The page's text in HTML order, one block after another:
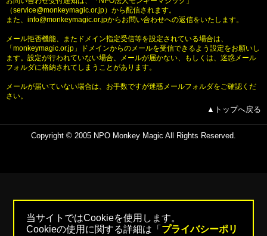
当サイトではCookieを使用します。
Cookieの使用に関する詳細は「 プライバシーポリ
（service@monkeymagic.or.jp）から配信されます。
また、info@monkeymagic.or.jpからお問い合わせへの返信をいたします。
メール拒否機能、またドメイン指定受信等を設定されている場合は、
「monkeymagic.or.jp」ドメインからのメールを受信できるよう設定をお願いし
ます。設定が行われていない場合、メールが届かない、もしくは、迷惑メール
フォルダに格納されてしまうことがあります。
メールが届いていない場合は、お手数ですが迷惑メールフォルダをご確認くだ
さい。
▲トップへ戻る
Copyright © 2005 NPO Monkey Magic All Rights Reserved.